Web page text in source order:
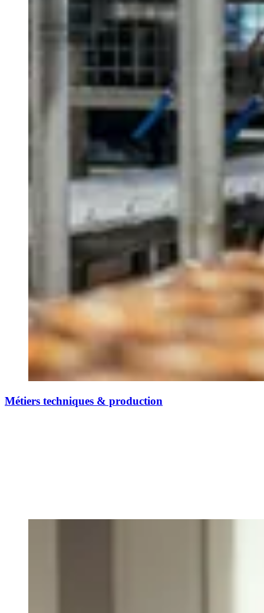
Métiers techniques & production